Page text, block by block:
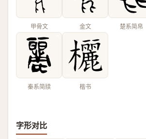
甲骨文 金文 楚系简帛
秦系简牍 楷书
字形对比